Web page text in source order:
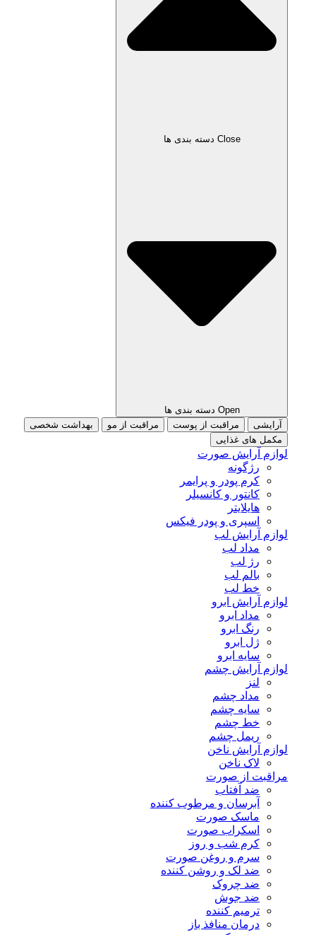
Close دسته بندی ها
Open دسته بندی ها
آرایشی
مراقبت از پوست مراقبت از مو
بهداشت شخصی
مکمل های غذایی
لوازم آرایش صورت
رژگونه
کرم پودر و پرایمر
کانتور و کانسیلر
هایلایتر
اسپری و پودر فیکس
لوازم آرایش لب
مداد لب
رژ لب
بالم لب
خط لب
لوازم آرایش ابرو
مداد ابرو
رنگ ابرو
ژل ابرو
سایه ابرو
لوازم آرایش چشم
لنز
مداد چشم
سایه چشم
خط چشم
ریمل چشم
لوازم آرایش ناخن
لاک ناخن
مراقبت از صورت
ضد آفتاب
آبرسان و مرطوب کننده
ماسک صورت
اسکراب صورت
کرم شب و روز
سرم و روغن صورت
ضد لک و روشن کننده
ضد چروک
ضد جوش
ترمیم کننده
درمان منافذ باز